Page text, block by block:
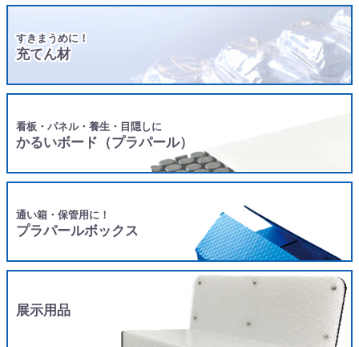
すきまうめに！
充てん材
看板・パネル・養生・目隠しに
かるいボード（プラパール）
通い箱・保管用に！
プラパールボックス
展示用品